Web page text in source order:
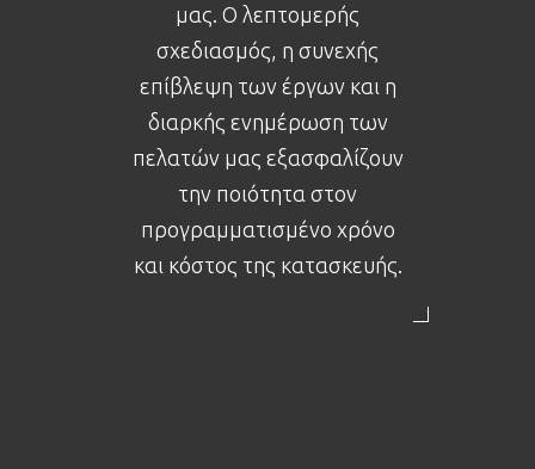
μας. Ο λεπτομερής
σχεδιασμός, η συνεχής
επίβλεψη των έργων και η
διαρκής ενημέρωση των
πελατών μας εξασφαλίζουν
την ποιότητα στον
προγραμματισμένο χρόνο
και κόστος της κατασκευής.